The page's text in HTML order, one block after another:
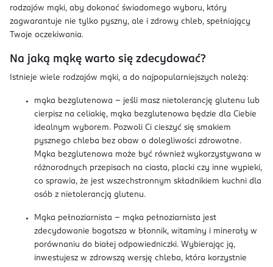
rodzajów mąki, aby dokonać świadomego wyboru, który
zagwarantuje nie tylko pyszny, ale i zdrowy chleb, spełniający
Twoje oczekiwania.
Na jaką mąkę warto się zdecydować?
Istnieje wiele rodzajów mąki, a do najpopularniejszych należą:
mąka bezglutenowa – jeśli masz nietolerancję glutenu lub
cierpisz na celiakię, mąka bezglutenowa będzie dla Ciebie
idealnym wyborem. Pozwoli Ci cieszyć się smakiem
pysznego chleba bez obaw o dolegliwości zdrowotne.
Mąka bezglutenowa może być również wykorzystywana w
różnorodnych przepisach na ciasta, placki czy inne wypieki,
co sprawia, że jest wszechstronnym składnikiem kuchni dla
osób z nietolerancją glutenu.
Mąka pełnoziarnista – mąka pełnoziarnista jest
zdecydowanie bogatsza w błonnik, witaminy i minerały w
porównaniu do białej odpowiedniczki. Wybierając ją,
inwestujesz w zdrowszą wersję chleba, która korzystnie